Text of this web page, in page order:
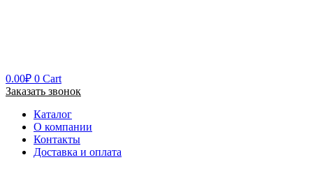
0.00₽ 0 Cart
Заказать звонок
Каталог
О компании
Контакты
Доставка и оплата